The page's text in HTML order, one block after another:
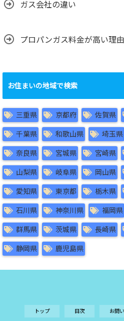
ガス会社の違い
プロパンガス料金が高い理
お住まいの地域で検索
三重県 京都府 佐賀県
千葉県 和歌山県 埼玉県
奈良県 宮城県 宮崎県
山梨県 岐阜県 岡山県
愛知県 東京都 栃木県
石川県 神奈川県 福岡県
群馬県 茨城県 長崎県
静岡県 鹿児島県
トップ 目次 お問